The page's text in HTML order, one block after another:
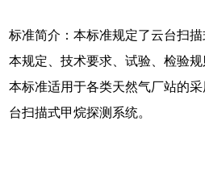
标准简介：本标准规定了云台扫
本规定、技术要求、试验、检验规
本标准适用于各类天然气厂站的
台扫描式甲烷探测系统。